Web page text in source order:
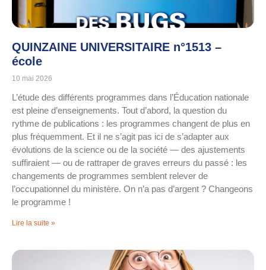
QUINZAINE UNIVERSITAIRE n°1513 –
école
10 mai 2026
L’étude des différents programmes dans l’Éducation nationale
est pleine d’enseignements. Tout d’abord, la question du
rythme de publications : les programmes changent de plus en
plus fréquemment. Et il ne s’agit pas ici de s’adapter aux
évolutions de la science ou de la société — des ajustements
suffiraient — ou de rattraper de graves erreurs du passé : les
changements de programmes semblent relever de
l’occupationnel du ministère. On n’a pas d’argent ? Changeons
le programme !
Lire la suite »